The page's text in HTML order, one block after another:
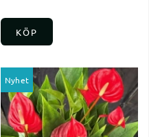
KÖP
Nyhet